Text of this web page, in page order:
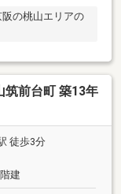
の桃山エリアの
筑前台町 築13年
徒歩3分
建